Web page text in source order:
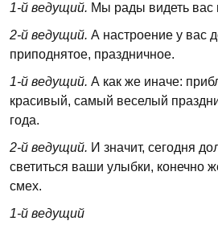
1-й ведущий. Мы рады видеть вас
2-й ведущий. А настроение у вас
приподнятое, праздничное.
1-й ведущий. А как же иначе:
красивый, самый веселый
года.
2-й ведущий. И значит, сегодня
светиться ваши улыбки, конечно
смех.
1-й ведущий